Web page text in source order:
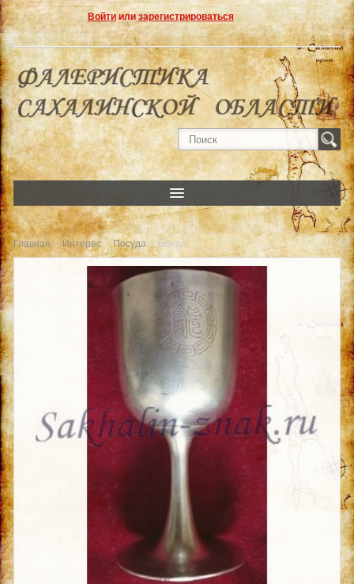
Войтиили зарегистрироваться
Главная » Интерес»Посуда» Бокал